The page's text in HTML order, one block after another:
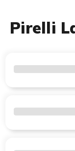
Pirelli